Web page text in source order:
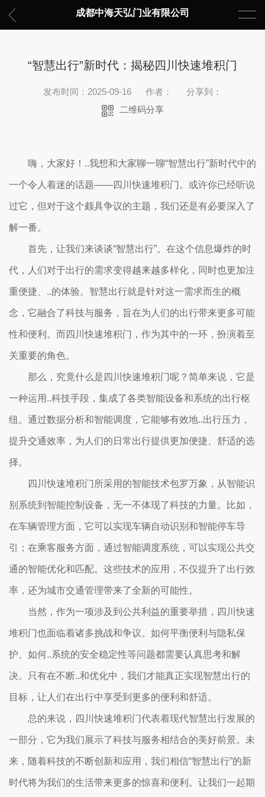
成都中海天弘门业有限公司
“智慧出行”新时代：揭秘四川快速堆积门
发布时间：2025-09-16 作者：
分享到：
二维码分享
嗨，大家好！..我想和大家聊一聊“智慧出行”新时代中的
一个令人着迷的话题——四川快速堆积门。或许你已经听说
过它，但对于这个颇具争议的主题，我们还是有必要深入了
解一番。
首先，让我们来谈谈“智慧出行”。在这个信息爆炸的时
代，人们对于出行的需求变得越来越多样化，同时也更加注
重便捷、..的体验。智慧出行就是针对这一需求而生的概
念，它融合了科技与服务，旨在为人们的出行带来更多可能
性和便利。而四川快速堆积门，作为其中的一环，扮演着至
关重要的角色。
那么，究竟什么是四川快速堆积门呢？简单来说，它是
一种运用..科技手段，集成了各类智能设备和系统的出行枢
纽。通过数据分析和智能调度，它能够有效地..出行压力，
提升交通效率，为人们的日常出行提供更加便捷、舒适的选
择。
四川快速堆积门所采用的智能技术包罗万象，从智能识
别系统到智能控制设备，无一不体现了科技的力量。比如，
在车辆管理方面，它可以实现车辆自动识别和智能停车导
引；在乘客服务方面，通过智能调度系统，可以实现公共交
通的智能优化和匹配。这些技术的应用，不仅提升了出行效
率，还为城市交通管理带来了全新的可能性。
当然，作为一项涉及到公共利益的重要举措，四川快速
堆积门也面临着诸多挑战和争议。如何平衡便利与隐私保
护、如何..系统的安全稳定性等问题都需要认真思考和解
决。只有在不断..和优化中，我们才能真正实现智慧出行的
目标，让人们在出行中享受到更多的便利和舒适。
总的来说，四川快速堆积门代表着现代智慧出行发展的
一部分，它为我们展示了科技与服务相结合的美好前景。未
来，随着科技的不断创新和应用，我们相信“智慧出行”的新
时代将为我们的生活带来更多的惊喜和便利。让我们一起期